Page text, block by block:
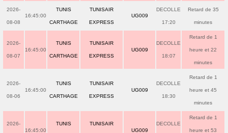
2026-
08-08
16:45:00
TUNIS
CARTHAGE
TUNISAIR
EXPRESS
UG009
DECOLLE
17:20
Retard de 35
minutes
2026-
08-07
16:45:00
TUNIS
CARTHAGE
TUNISAIR
EXPRESS
UG009
DECOLLE
18:07
Retard de 1
heure et 22
minutes
2026-
08-06
16:45:00
TUNIS
CARTHAGE
TUNISAIR
EXPRESS
UG009
DECOLLE
18:30
Retard de 1
heure et 45
minutes
2026-
16:45:00
TUNIS TUNISAIR
UG009
DECOLLE
Retard de 1
heure et 53